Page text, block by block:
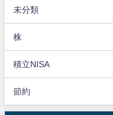
未分類
株
積立NISA
節約